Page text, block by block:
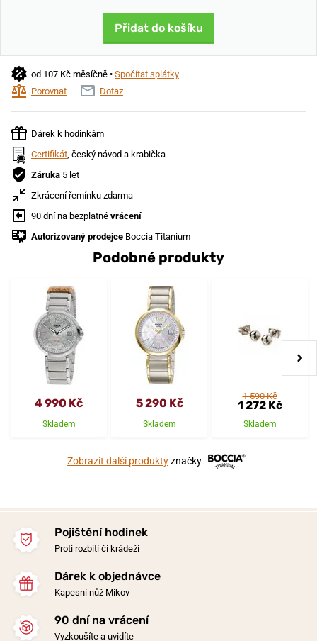
Přidat do košíku
od 107 Kč měsíčně • Spočítat splátky
Porovnat
Dotaz
Dárek k hodinkám
Certifikát, český návod a krabička
Záruka 5 let
Zkrácení řemínku zdarma
90 dní na bezplatné vrácení
Autorizovaný prodejce Boccia Titanium
Podobné produkty
4 990 Kč
Skladem
5 290 Kč
Skladem
1 590 Kč
1 272 Kč
Skladem
Zobrazit další produktyznačky
Pojištění hodinek
Proti rozbití či krádeži
Dárek k objednávce
Kapesní nůž Mikov
90 dní na vrácení
Vyzkoušíte a uvidíte